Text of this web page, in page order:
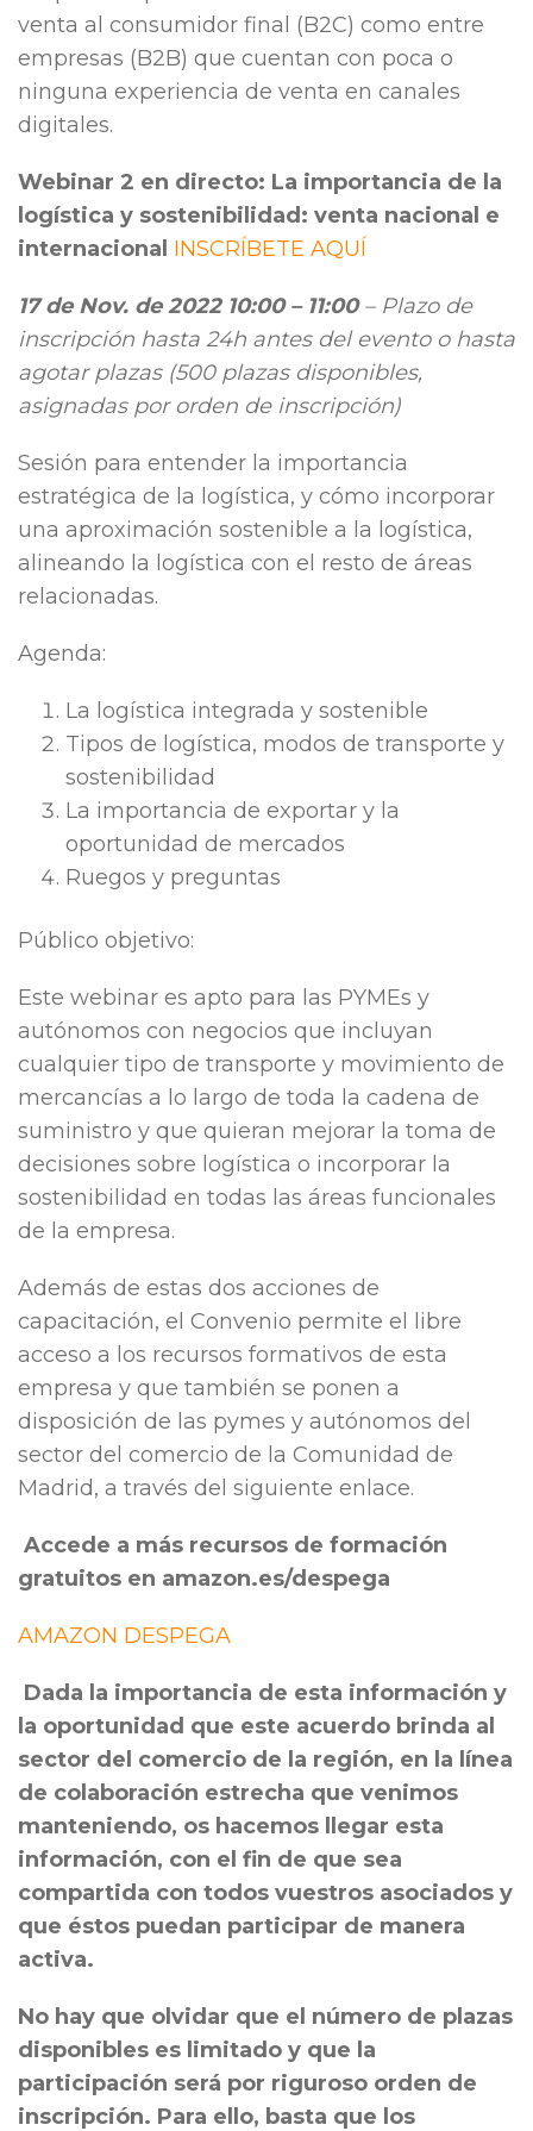
venta al consumidor final (B2C) como entre
empresas (B2B) que cuentan con poca o
ninguna experiencia de venta en canales
digitales.
Webinar 2 en directo: La importancia de la
logística y sostenibilidad: venta nacional e
internacional INSCRÍBETE AQUÍ
17 de Nov. de 2022 10:00 – 11:00– Plazo de
inscripción hasta 24h antes del evento o hasta
agotar plazas (500 plazas disponibles,
asignadas por orden de inscripción)
Sesión para entender la importancia
estratégica de la logística, y cómo incorporar
una aproximación sostenible a la logística,
alineando la logística con el resto de áreas
relacionadas.
Agenda:
La logística integrada y sostenible
Tipos de logística, modos de transporte y
sostenibilidad
La importancia de exportar y la
oportunidad de mercados
Ruegos y preguntas
Público objetivo:
Este webinar es apto para las PYMEs y
autónomos con negocios que incluyan
cualquier tipo de transporte y movimiento de
mercancías a lo largo de toda la cadena de
suministro y que quieran mejorar la toma de
decisiones sobre logística o incorporar la
sostenibilidad en todas las áreas funcionales
de la empresa.
Además de estas dos acciones de
capacitación, el Convenio permite el libre
acceso a los recursos formativos de esta
empresa y que también se ponen a
disposición de las pymes y autónomos del
sector del comercio de la Comunidad de
Madrid, a través del siguiente enlace.
Accede a más recursos de formación
gratuitos en amazon.es/despega
AMAZON DESPEGA
Dada la importancia de esta información y
la oportunidad que este acuerdo brinda al
sector del comercio de la región, en la línea
de colaboración estrecha que venimos
manteniendo, os hacemos llegar esta
información, con el fin de que sea
compartida con todos vuestros asociados y
que éstos puedan participar de manera
activa.
No hay que olvidar que el número de plazas
disponibles es limitado y que la
participación será por riguroso orden de
inscripción. Para ello, basta que los